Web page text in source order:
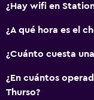
¿Hay wifi en
¿A qué hora es el
¿Cuánto cuesta
¿En cuántos
Thurso?